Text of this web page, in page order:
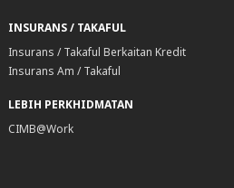
INSURANS / TAKAFUL
Insurans / Takaful Berkaitan Kredit
Insurans Am / Takaful
LEBIH PERKHIDMATAN
CIMB@Work